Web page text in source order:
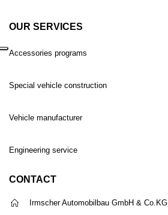
OUR SERVICES
Accessories programs
Special vehicle construction
Vehicle manufacturer
Engineering service
CONTACT
Irmscher Automobilbau GmbH & Co.KG